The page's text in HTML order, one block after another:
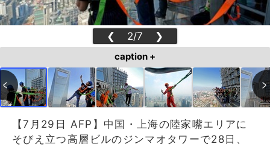
❮ 2/7 ❯
caption +
【7月29日 AFP】中国・上海の陸家嘴エリアに
そびえ立つ高層ビルのジンマオタワーで28日、